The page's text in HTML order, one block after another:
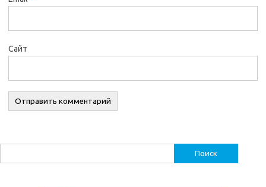
Сайт